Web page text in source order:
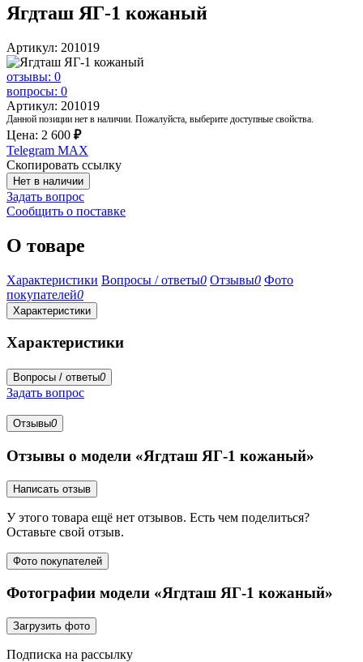
Ягдташ ЯГ-1 кожаный
Артикул: 201019
отзывы: 0
вопросы: 0
Артикул: 201019
Данной позиции нет в наличии. Пожалуйста, выберите доступные свойства.
Цена: 2 600 ₽
Telegram MAX
Скопировать ссылку
Нет в наличии
Задать вопрос
Сообщить о поставке
О товаре
Характеристики Вопросы / ответы0 Отзывы0 Фото
покупателей0
Характеристики
Характеристики
Вопросы / ответы0
Задать вопрос
Отзывы0
Отзывы о модели «Ягдташ ЯГ-1 кожаный»
Написать отзыв
У этого товара ещё нет отзывов. Есть чем поделиться?
Оставьте свой отзыв.
Фото покупателей
Фотографии модели «Ягдташ ЯГ-1 кожаный»
Загрузить фото
Подписка на рассылку